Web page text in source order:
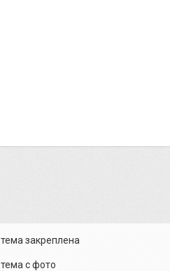
тема закреплена
тема с фото